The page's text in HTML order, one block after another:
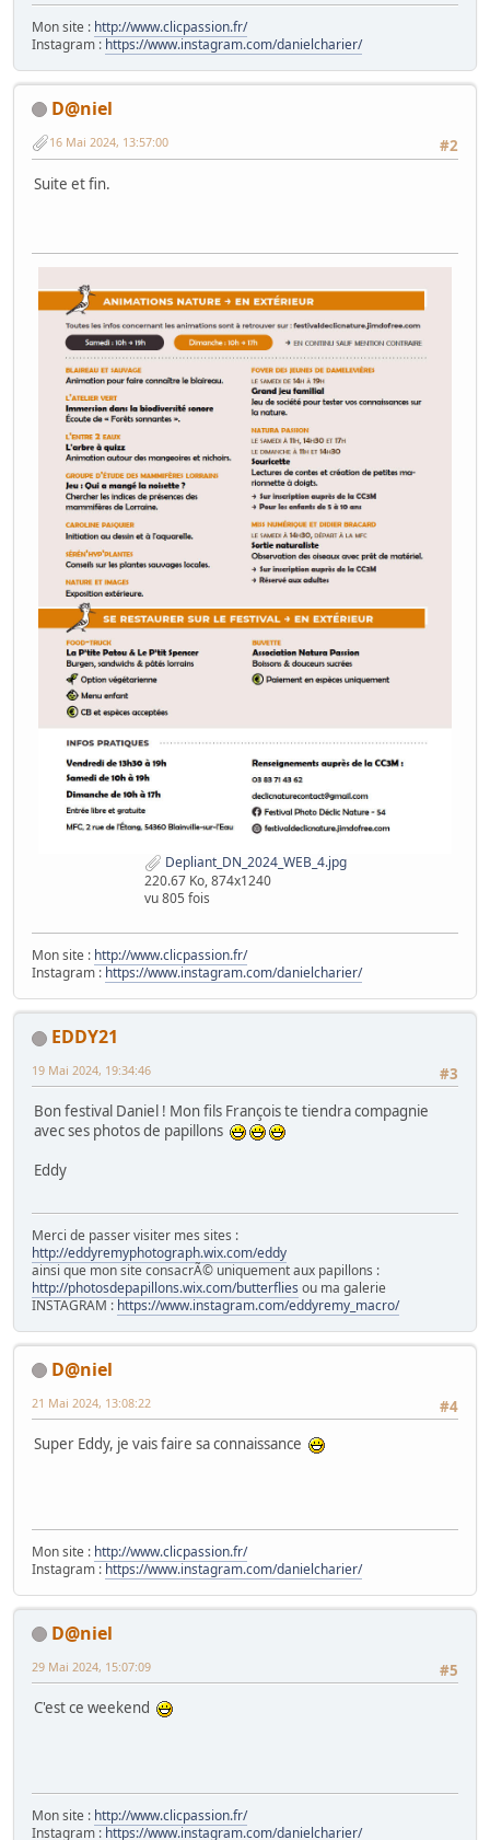
Mon site : http://www.clicpassion.fr/
Instagram : https://www.instagram.com/danielcharier/
D@niel
#2
16 Mai 2024, 13:57:00
Suite et fin.
Depliant_DN_2024_WEB_4.jpg
220.67 Ko, 874x1240
vu 805 fois
Mon site : http://www.clicpassion.fr/
Instagram : https://www.instagram.com/danielcharier/
EDDY21
#3
19 Mai 2024, 19:34:46
Bon festival Daniel ! Mon fils François te tiendra compagnie
avec ses photos de papillons
Eddy
Merci de passer visiter mes sites :
http://eddyremyphotograph.wix.com/eddy
ainsi que mon site consacrÃ© uniquement aux papillons :
http://photosdepapillons.wix.com/butterflies ou ma galerie
INSTAGRAM : https://www.instagram.com/eddyremy_macro/
D@niel
#4
21 Mai 2024, 13:08:22
Super Eddy, je vais faire sa connaissance
Mon site : http://www.clicpassion.fr/
Instagram : https://www.instagram.com/danielcharier/
D@niel
#5
29 Mai 2024, 15:07:09
C'est ce weekend
Mon site : http://www.clicpassion.fr/
Instagram : https://www.instagram.com/danielcharier/